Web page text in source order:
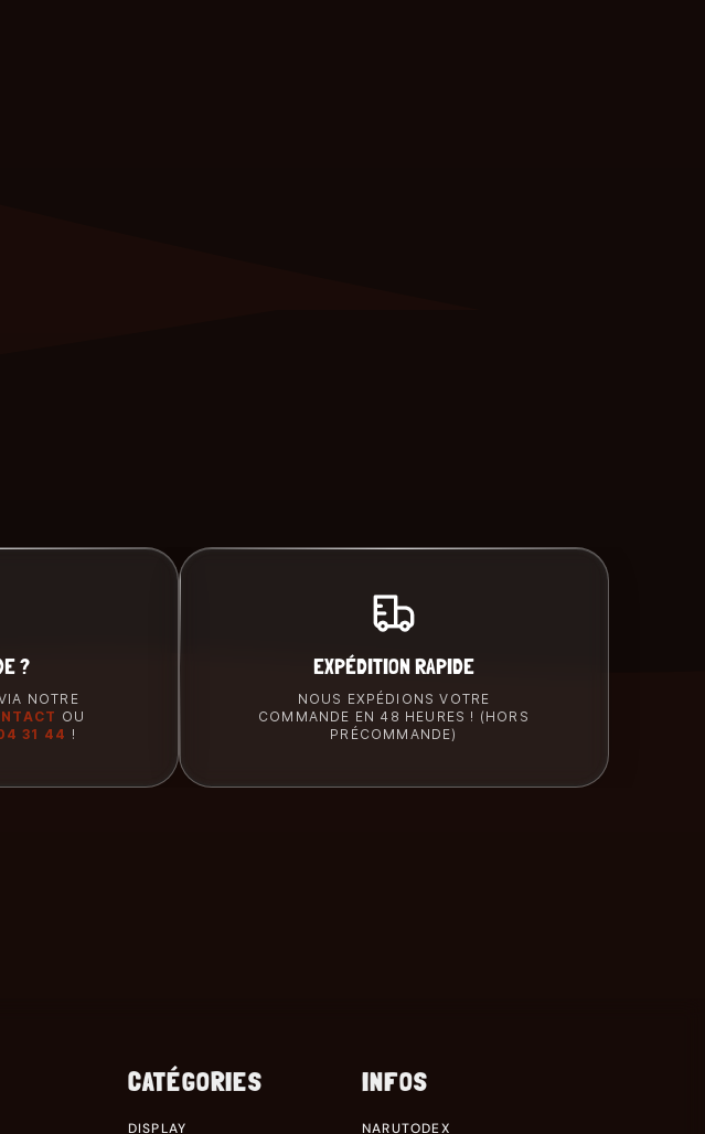
?
NOTRE
OU
31 44 !
EXPÉDITION RAPIDE
NOUS EXPÉDIONS VOTRE
COMMANDE EN 48 HEURES ! (HORS
PRÉCOMMANDE)
CATÉGORIES
DISPLAY
INFOS
NARUTODEX